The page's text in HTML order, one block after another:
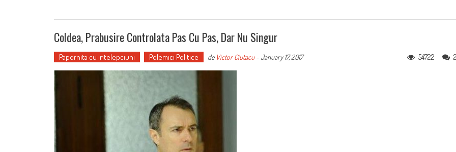
Coldea, Prabusire Controlata Pas Cu Pas, Dar Nu Singur
Papornita cu intelepciuni Polemici Politice de Victor Ciutacu-January 17, 2017 54722